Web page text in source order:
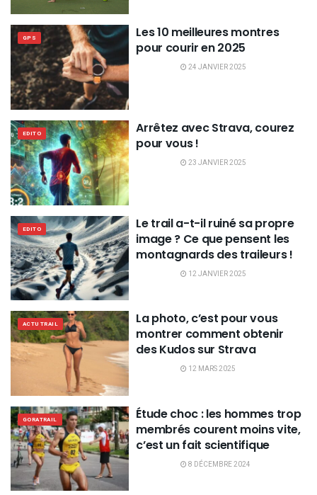
GPS
Les 10 meilleures montres
pour courir en 2025
24 JANVIER 2025
EDITO
Arrêtez avec Strava, courez
pour vous !
23 JANVIER 2025
EDITO
Le trail a-t-il ruiné sa propre
image ? Ce que pensent les
montagnards des traileurs !
12 JANVIER 2025
ACTU TRAIL
La photo, c’est pour vous
montrer comment obtenir
des Kudos sur Strava
12 MARS 2025
GORATRAIL
Étude choc : les hommes trop
membrés courent moins vite,
c’est un fait scientifique
8 DÉCEMBRE 2024